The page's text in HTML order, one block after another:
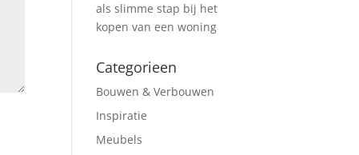
als slimme stap bij het
kopen van een woning
Categorieen
Bouwen & Verbouwen
Inspiratie
Meubels